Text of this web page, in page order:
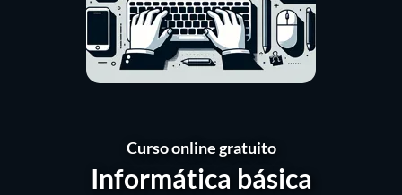
Curso online gratuito
Informática básica